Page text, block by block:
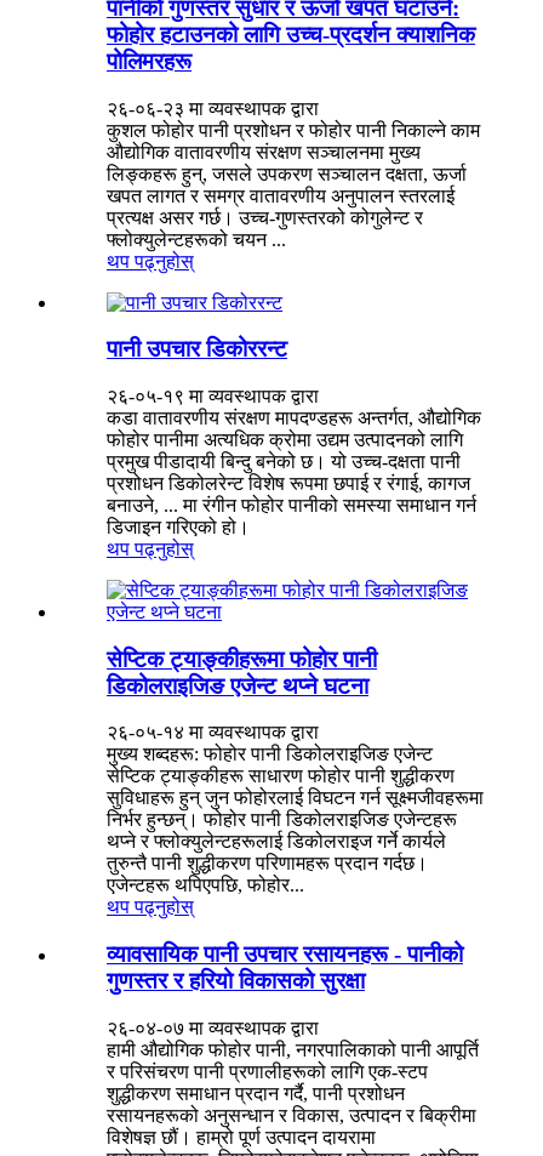
पानीको गुणस्तर सुधार र ऊर्जा खपत घटाउने:
फोहोर हटाउनको लागि उच्च-प्रदर्शन क्याशनिक
पोलिमरहरू
२६-०६-२३ मा व्यवस्थापक द्वारा
कुशल फोहोर पानी प्रशोधन र फोहोर पानी निकाल्ने काम
औद्योगिक वातावरणीय संरक्षण सञ्चालनमा मुख्य
लिङ्कहरू हुन्, जसले उपकरण सञ्चालन दक्षता, ऊर्जा
खपत लागत र समग्र वातावरणीय अनुपालन स्तरलाई
प्रत्यक्ष असर गर्छ। उच्च-गुणस्तरको कोगुलेन्ट र
फ्लोक्युलेन्टहरूको चयन ...
थप पढ्नुहोस्
पानी उपचार डिकोररन्ट
२६-०५-१९ मा व्यवस्थापक द्वारा
कडा वातावरणीय संरक्षण मापदण्डहरू अन्तर्गत, औद्योगिक
फोहोर पानीमा अत्यधिक क्रोमा उद्यम उत्पादनको लागि
प्रमुख पीडादायी बिन्दु बनेको छ। यो उच्च-दक्षता पानी
प्रशोधन डिकोलरेन्ट विशेष रूपमा छपाई र रंगाई, कागज
बनाउने, ... मा रंगीन फोहोर पानीको समस्या समाधान गर्न
डिजाइन गरिएको हो।
थप पढ्नुहोस्
सेप्टिक ट्याङ्कीहरूमा फोहोर पानी
डिकोलराइजिङ एजेन्ट थप्ने घटना
२६-०५-१४ मा व्यवस्थापक द्वारा
मुख्य शब्दहरू: फोहोर पानी डिकोलराइजिङ एजेन्ट
सेप्टिक ट्याङ्कीहरू साधारण फोहोर पानी शुद्धीकरण
सुविधाहरू हुन् जुन फोहोरलाई विघटन गर्न सूक्ष्मजीवहरूमा
निर्भर हुन्छन्। फोहोर पानी डिकोलराइजिङ एजेन्टहरू
थप्ने र फ्लोक्युलेन्टहरूलाई डिकोलराइज गर्ने कार्यले
तुरुन्तै पानी शुद्धीकरण परिणामहरू प्रदान गर्दछ।
एजेन्टहरू थपिएपछि, फोहोर...
थप पढ्नुहोस्
व्यावसायिक पानी उपचार रसायनहरू - पानीको
गुणस्तर र हरियो विकासको सुरक्षा
२६-०४-०७ मा व्यवस्थापक द्वारा
हामी औद्योगिक फोहोर पानी, नगरपालिकाको पानी आपूर्ति
र परिसंचरण पानी प्रणालीहरूको लागि एक-स्टप
शुद्धीकरण समाधान प्रदान गर्दै, पानी प्रशोधन
रसायनहरूको अनुसन्धान र विकास, उत्पादन र बिक्रीमा
विशेषज्ञ छौं। हाम्रो पूर्ण उत्पादन दायरामा